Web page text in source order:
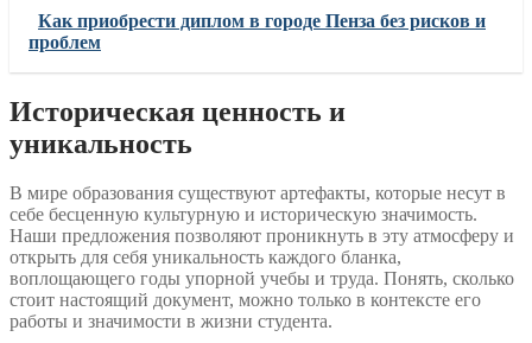
Как приобрести диплом в городе Пенза без рисков и
проблем
Историческая ценность и
уникальность
В мире образования существуют артефакты, которые несут в
себе бесценную культурную и историческую значимость.
Наши предложения позволяют проникнуть в эту атмосферу и
открыть для себя уникальность каждого бланка,
воплощающего годы упорной учебы и труда. Понять, сколько
стоит настоящий документ, можно только в контексте его
работы и значимости в жизни студента.